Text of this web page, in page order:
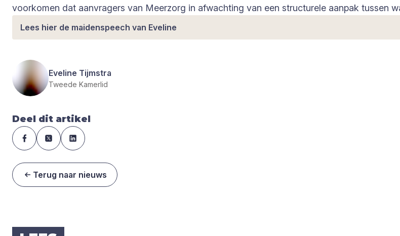
voorkomen dat aanvragers van Meerzorg in afwachting van een structurele aanpak tussen
Lees hier de maidenspeech van Eveline
Eveline Tijmstra
Tweede Kamerlid
Deel dit artikel
Terug naar nieuws